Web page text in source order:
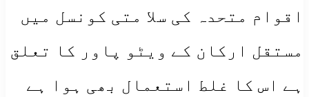
اقوام متحدہ کی سلا متی کونسل میں
مستقل ارکان کے ویٹو پاور کا تعلق
ہے اس کا غلط استعمال بھی ہوا ہے